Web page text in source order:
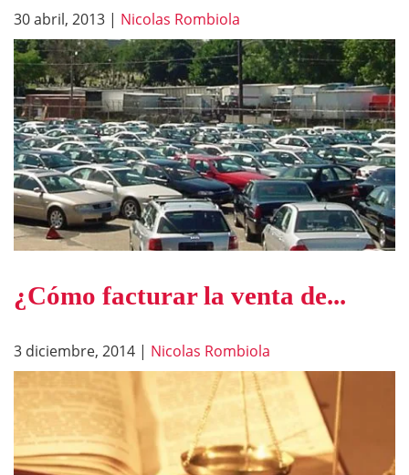
30 abril, 2013 | Nicolas Rombiola
¿Cómo facturar la venta de...
3 diciembre, 2014 | Nicolas Rombiola